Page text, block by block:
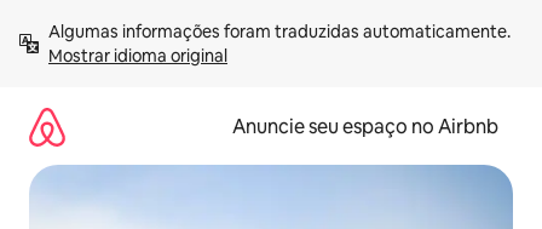
para
Mostrar idioma original
Anuncie seu espaço no Airbnb